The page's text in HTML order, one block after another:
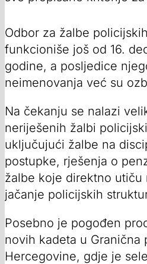
Odbor za žalbe
funkcioniše još od 16.
godine, a posljedice
neimenovanja već su
Na čekanju se nalazi
neriješenih žalbi
uključujući žalbe na
postupke, rješenja o
žalbe koje direktno utiču
jačanje policijskih
Posebno je pogođen
novih kadeta u Granična
Hercegovine, gdje je